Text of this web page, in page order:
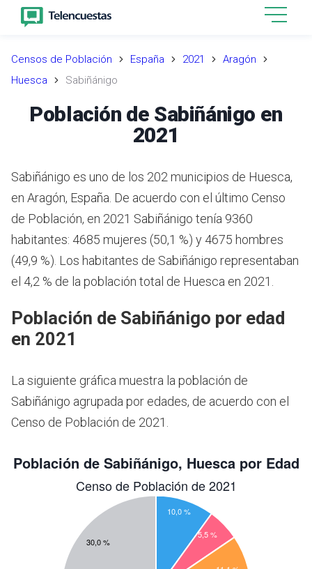
Censos de Población España 2021
Aragón
Huesca
Sabiñánigo
Población de Sabiñánigo en
2021
Sabiñánigo es uno de los 202 municipios de Huesca,
en Aragón, España. De acuerdo con el último Censo
de Población, en 2021 Sabiñánigo tenía 9360
habitantes: 4685 mujeres (50,1 %) y 4675 hombres
(49,9 %). Los habitantes de Sabiñánigo representaban
el 4,2 % de la población total de Huesca en 2021.
Población de Sabiñánigo por edad
en 2021
La siguiente gráfica muestra la población de
Sabiñánigo agrupada por edades, de acuerdo con el
Censo de Población de 2021.